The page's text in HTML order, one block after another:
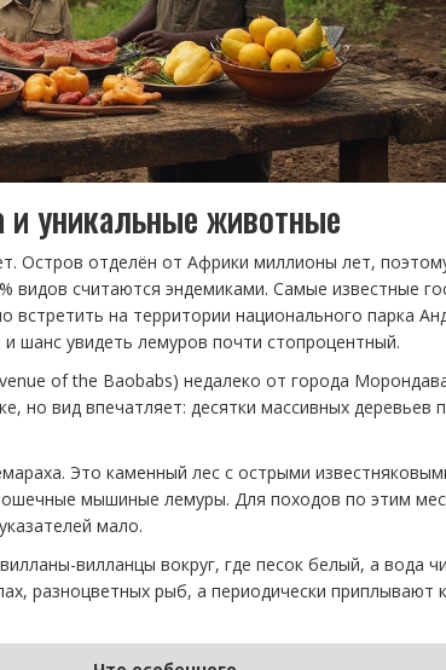
и уникальные животные
Остров отделён от Африки миллионы лет,
считаются эндемиками. Самые известные
на территории национального парка
шанс увидеть лемуров почти стопроцентный.
of the Baobabs) недалеко от города
но вид впечатляет: десятки массивных деревьев
Это каменный лес с острыми
мышиные лемуры. Для походов по этим
мало.
вилланцы вокруг, где песок белый, а вода
разноцветных рыб, а периодически приплывают